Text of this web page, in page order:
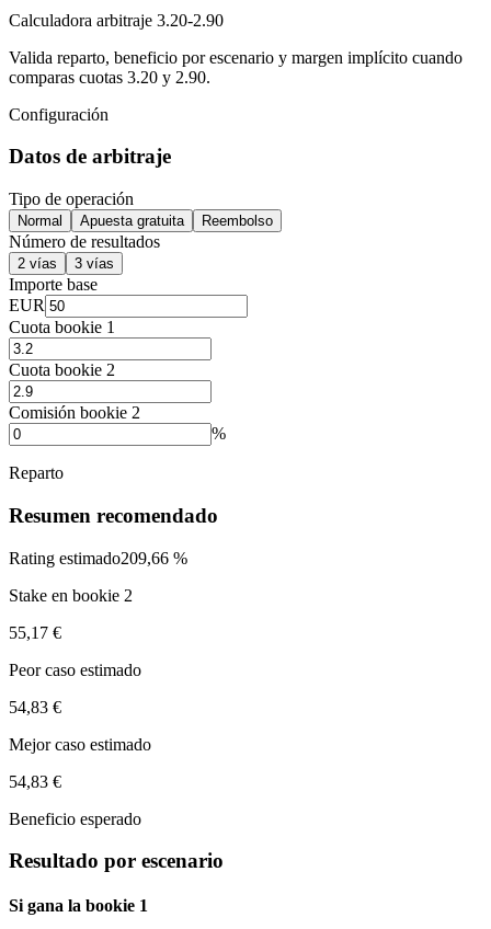
Calculadora arbitraje 3.20-2.90
Valida reparto, beneficio por escenario y margen implícito cuando
comparas cuotas 3.20 y 2.90.
Configuración
Datos de arbitraje
Tipo de operación
Normal Apuesta gratuita Reembolso
Número de resultados
2 vías 3 vías
Importe base
EUR
Cuota bookie 1
Cuota bookie 2
Comisión bookie 2
%
Reparto
Resumen recomendado
Rating estimado209,66 %
Stake en bookie 2
55,17 €
Peor caso estimado
54,83 €
Mejor caso estimado
54,83 €
Beneficio esperado
Resultado por escenario
Si gana la bookie 1